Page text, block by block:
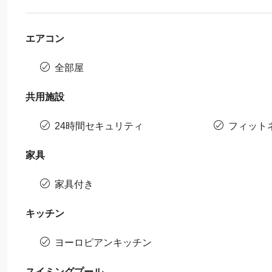
エアコン
全部屋
共用施設
24時間セキュリティ フィット
家具
家具付き
キッチン
ヨーロピアンキッチン